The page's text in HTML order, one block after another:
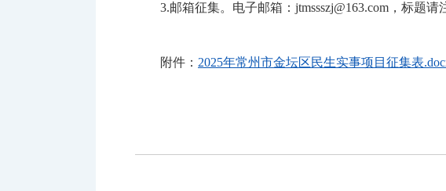
3.邮箱征集。电子邮箱：jtmssszj@163.com，标题
附件： 2025年常州市金坛区民生实事项目征集表